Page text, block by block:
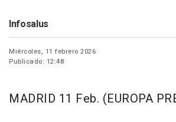
Infosalus
Miércoles, 11 febrero 2026
Publicado: 12:48
MADRID 11 Feb. (EUROPA